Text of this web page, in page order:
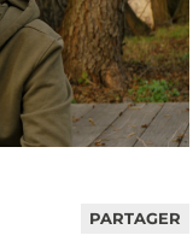
PARTAGER